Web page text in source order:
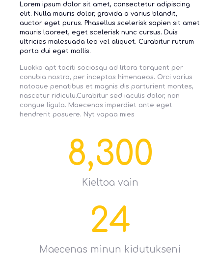
Lorem ipsum dolor sit amet, consectetur adipiscing
elit. Nulla mauris dolor, gravida a varius blandit,
auctor eget purus. Phasellus scelerisk sapien sit amet
mauris laoreet, eget scelerisk nunc cursus. Duis
ultricies malesuada leo vel aliquet. Curabitur rutrum
porta dui eget mollis.
Luokka apt taciti sociosqu ad litora torquent per
conubia nostra, per inceptos himenaeos. Orci varius
natoque penatibus et magnis dis parturient montes,
nascetur ridiculu.Curabitur sed iaculis dolor, non
congue ligula. Maecenas imperdiet ante eget
hendrerit posuere. Nyt vapaa mies
Kieltoa vain
8,300
Maecenas minun kidutukseni
24